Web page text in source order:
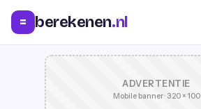
= berekenen.nl
ADVERTENTIE
Mobile banner · 320 × 100